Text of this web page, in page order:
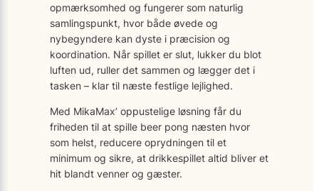
opmærksomhed og fungerer som naturlig
samlingspunkt, hvor både øvede og
nybegyndere kan dyste i præcision og
koordination. Når spillet er slut, lukker du blot
luften ud, ruller det sammen og lægger det i
tasken – klar til næste festlige lejlighed.
Med MikaMax’ oppustelige løsning får du
friheden til at spille beer pong næsten hvor
som helst, reducere oprydningen til et
minimum og sikre, at drikkespillet altid bliver et
hit blandt venner og gæster.